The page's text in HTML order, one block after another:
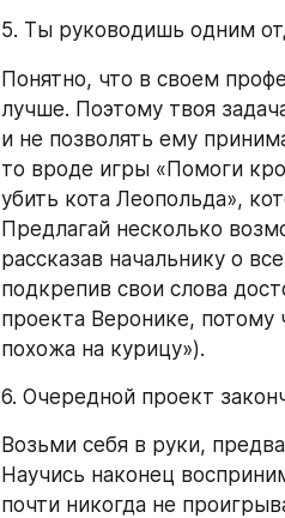
5. Ты руководишь одним
Понятно, что в своем
лучше. Поэтому твоя
и не позволять ему
то вроде игры «Помоги
убить кота Леопольда»,
Предлагай несколько
рассказав начальнику о
подкрепив свои слова
проекта Веронике, потому
похожа на курицу»).
6. Очередной проект
Возьми себя в руки,
Научись наконец
почти никогда не